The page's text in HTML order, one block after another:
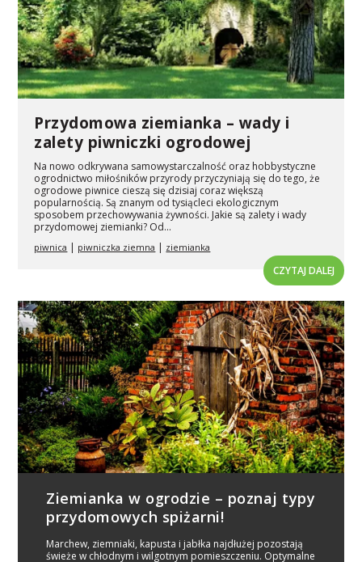
Przydomowa ziemianka – wady i
zalety piwniczki ogrodowej
Na nowo odkrywana samowystarczalność oraz hobbystyczne
ogrodnictwo miłośników przyrody przyczyniają się do tego, że
ogrodowe piwnice cieszą się dzisiaj coraz większą
popularnością. Są znanym od tysiącleci ekologicznym
sposobem przechowywania żywności. Jakie są zalety i wady
przydomowej ziemianki? Od...
piwnica | piwniczka ziemna | ziemianka
CZYTAJ DALEJ
Ziemianka w ogrodzie – poznaj typy
przydomowych spiżarni!
Marchew, ziemniaki, kapusta i jabłka najdłużej pozostają
świeże w chłodnym i wilgotnym pomieszczeniu. Optymalne